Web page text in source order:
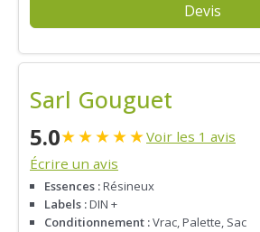
Devis
Sarl Gouguet
5.0★★★★★Voir les 1 avis
Écrire un avis
Essences :Résineux
Labels :DIN +
Conditionnement :Vrac, Palette, Sac